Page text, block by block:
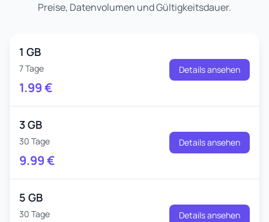
Preise, Datenvolumen und Gültigkeitsdauer.
1 GB
7 Tage
1.99€
Details ansehen
3 GB
30 Tage
9.99€
Details ansehen
5 GB
30 Tage Details ansehen